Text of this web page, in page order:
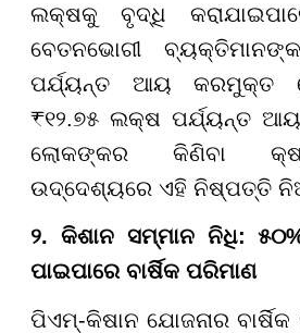
ଲକ୍ଷକୁ ବୃଦ୍ଧି
ବେତନଭୋଗୀ
ପର୍ଯ୍ୟନ୍ତ ଆୟ କରମୁକ୍ତ
₹୧୨.୭୫ ଲକ୍ଷ ପର୍ଯ୍ୟନ୍ତ
ଲୋକଙ୍କର କିଣିବା
ଉଦ୍ଦେଶ୍ୟରେ ଏହି ନିଷ୍ପତ୍ତି
୨. କିଶାନ ସମ୍ମାନ ନିଧି:
ପାଇପାରେ ବାର୍ଷିକ ପରିମାଣ
ପିଏମ୍-କିଷାନ ଯୋଜନାର